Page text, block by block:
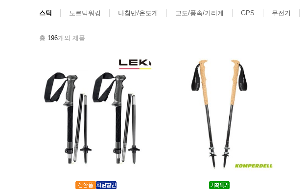
스틱 노르딕워킹 나침반/온도계 고도/풍속/거리계 GPS 무전기
총 196개의 제품